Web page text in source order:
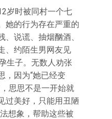
岁时被同村一个七
她的行为存在严重的
说谎、抽烟酗酒、
、约陌生男网友见
生子。无数人劝张
，因为“她已经变
思思不是一开始就
过美好，只能用丑陋
想象，帮助这些被